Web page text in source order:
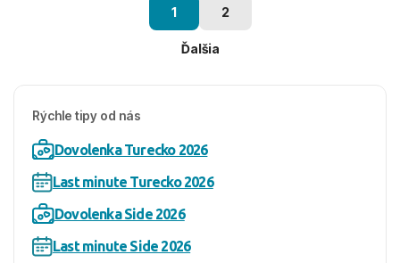
1 2
Ďalšia
Rýchle tipy od nás
Dovolenka Turecko 2026
Last minute Turecko 2026
Dovolenka Side 2026
Last minute Side 2026